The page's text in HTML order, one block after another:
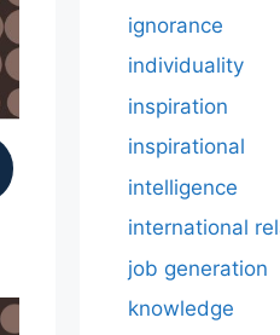
ignorance
individuality
inspiration
inspirational
intelligence
international
job generation
knowledge